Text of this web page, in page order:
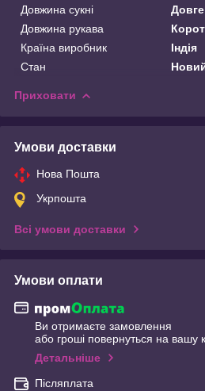
Довжина сукні
Довжина рукава
Країна виробник
Індія
Стан
Приховати
Умови доставки
Нова Пошта
Укрпошта
Всі умови доставки
Умови оплати
Ви отримаєте замовлення
або гроші повернуться на вашу
Детальніше
Післяплата